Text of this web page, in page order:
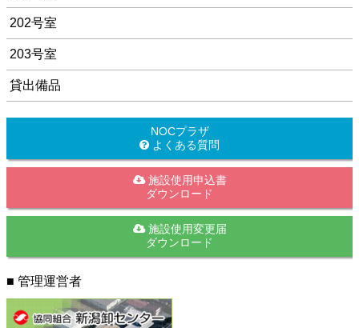
202号室
203号室
貸出備品
NOCプラザ
よくある質問
施設使用申込書
ダウンロード
施設使用変更届
ダウンロード
■ 管理運営者